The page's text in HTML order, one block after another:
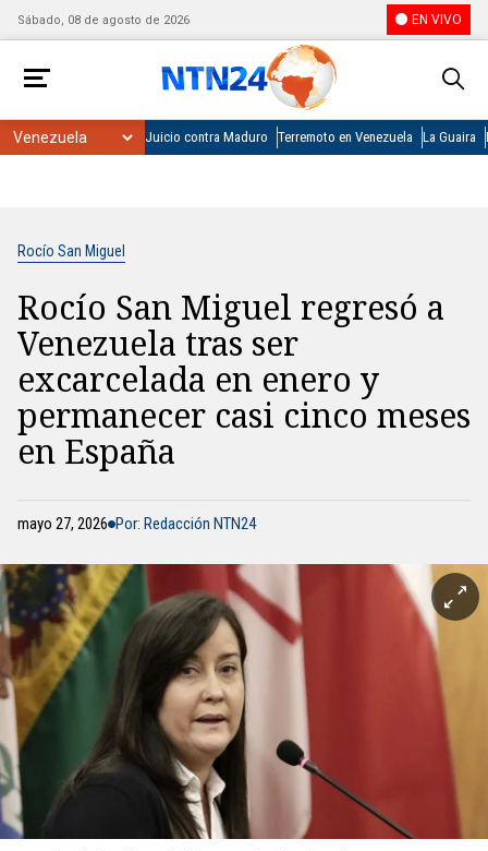
Sábado, 08 de agosto de 2026 EN VIVO
Juicio contra Maduro Terremoto en Venezuela La Guaira
Rocío San Miguel
Rocío San Miguel regresó a
Venezuela tras ser
excarcelada en enero y
permanecer casi cinco meses
en España
mayo 27, 2026 Por: Redacción NTN24